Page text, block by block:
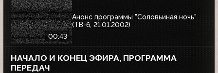
00:43
Анонс программы "Соловьиная ночь"
(ТВ-6, 21.01.2002)
НАЧАЛО И КОНЕЦ ЭФИРА, ПРОГРАММА
ПЕРЕДАЧ